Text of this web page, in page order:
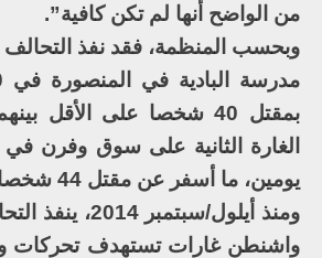
من الواضح أنها لم تكن كافية”.
وبحسب المنظمة، فقد نفذ التحالف
الغارة الثانية على سوق وفرن في
يومين، ما أسفر عن مقتل 44 شخصا بينهم 14 طفلا.
ومنذ أيلول/سبتمبر
واشنطن غارات تستهدف تحركات